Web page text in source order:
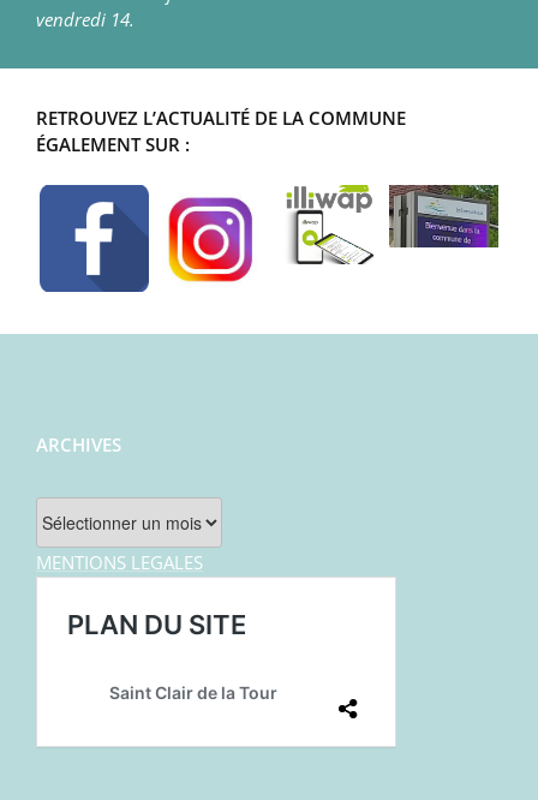
vendredi 14.
RETROUVEZ L’ACTUALITÉ DE LA COMMUNE
ÉGALEMENT SUR :
ARCHIVES
Archives
MENTIONS LEGALES